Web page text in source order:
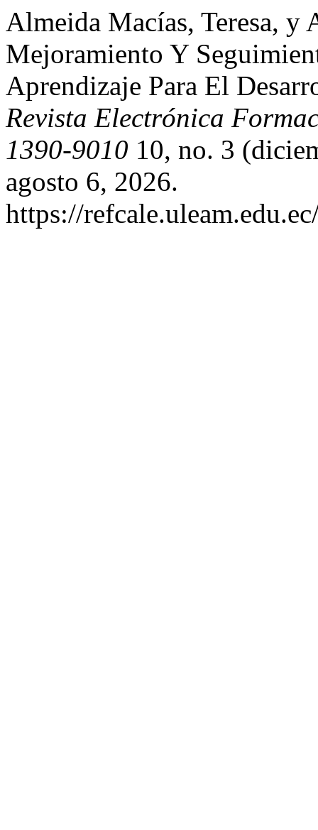
Almeida Macías, Teresa, y
Mejoramiento Y
Aprendizaje Para El
Revista Electrónica
1390-9010 10, no. 3
agosto 6, 2026.
https://